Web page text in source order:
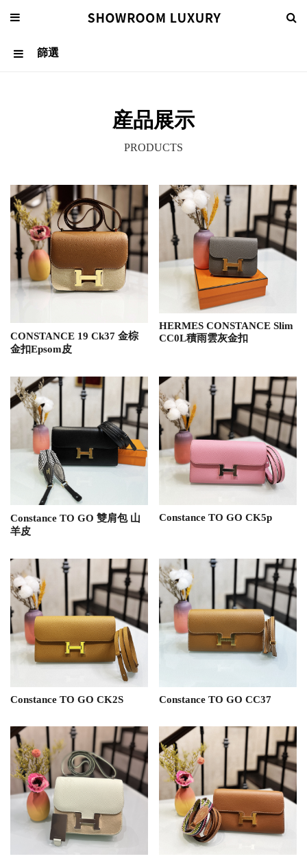
篩選
産品展示
PRODUCTS
CONSTANCE 19 Ck37 金棕
金扣Epsom皮
HERMES CONSTANCE Slim
CC0L積雨雲灰金扣
Constance TO GO 雙肩包 山
羊皮
Constance TO GO CK5p
Constance TO GO CK2S Constance TO GO CC37
EN